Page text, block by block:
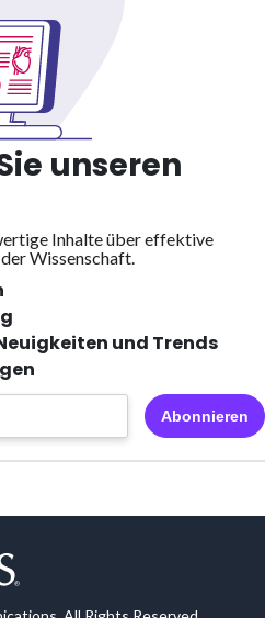
unseren
Inhalte über effektive
Wissenschaft.
und Trends
Abonnieren